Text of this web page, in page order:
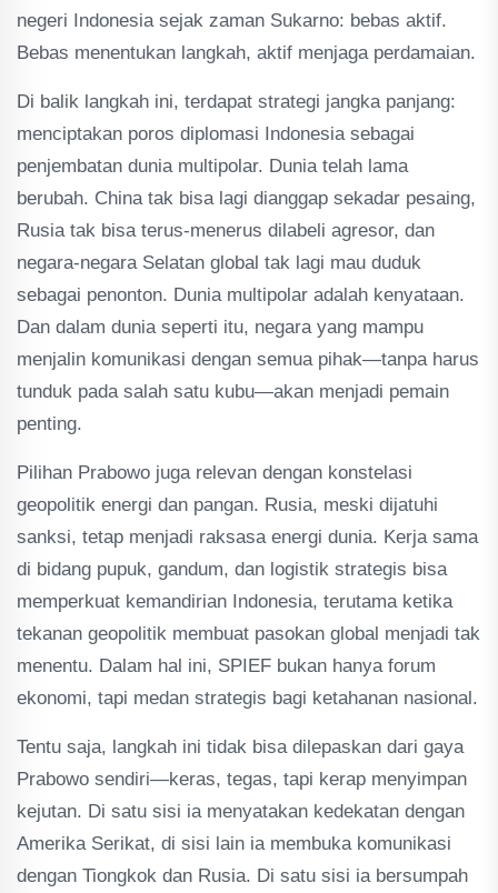
negeri Indonesia sejak zaman Sukarno: bebas aktif.
Bebas menentukan langkah, aktif menjaga perdamaian.
Di balik langkah ini, terdapat strategi jangka panjang:
menciptakan poros diplomasi Indonesia sebagai
penjembatan dunia multipolar. Dunia telah lama
berubah. China tak bisa lagi dianggap sekadar pesaing,
Rusia tak bisa terus-menerus dilabeli agresor, dan
negara-negara Selatan global tak lagi mau duduk
sebagai penonton. Dunia multipolar adalah kenyataan.
Dan dalam dunia seperti itu, negara yang mampu
menjalin komunikasi dengan semua pihak—tanpa harus
tunduk pada salah satu kubu—akan menjadi pemain
penting.
Pilihan Prabowo juga relevan dengan konstelasi
geopolitik energi dan pangan. Rusia, meski dijatuhi
sanksi, tetap menjadi raksasa energi dunia. Kerja sama
di bidang pupuk, gandum, dan logistik strategis bisa
memperkuat kemandirian Indonesia, terutama ketika
tekanan geopolitik membuat pasokan global menjadi tak
menentu. Dalam hal ini, SPIEF bukan hanya forum
ekonomi, tapi medan strategis bagi ketahanan nasional.
Tentu saja, langkah ini tidak bisa dilepaskan dari gaya
Prabowo sendiri—keras, tegas, tapi kerap menyimpan
kejutan. Di satu sisi ia menyatakan kedekatan dengan
Amerika Serikat, di sisi lain ia membuka komunikasi
dengan Tiongkok dan Rusia. Di satu sisi ia bersumpah